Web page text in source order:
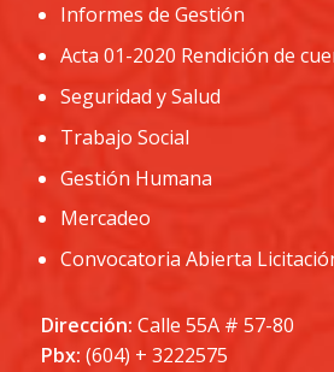
Informes de Gestión
Acta 01-2020 Rendición de
Seguridad y Salud
Trabajo Social
Gestión Humana
Mercadeo
Convocatoria Abierta
Dirección: Calle 55A # 57-80
Pbx: (604) + 3222575